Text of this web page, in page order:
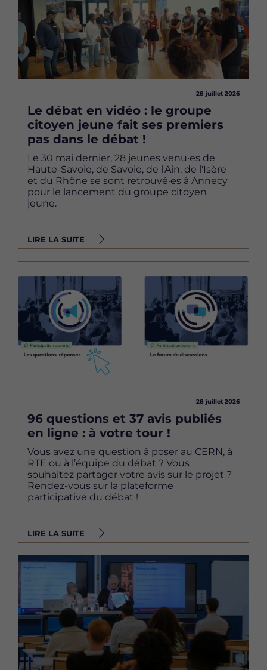
28 juillet 2026
Le débat en vidéo : le groupe
citoyen jeune fait ses premiers
pas dans le débat !
Le 30 mai dernier, 28 jeunes venu·es de
Haute-Savoie, de Savoie, de l'Ain, de l'Isère
et du Rhône se sont retrouvé·es à Annecy
pour le lancement du groupe citoyen
jeune.
LIRE LA SUITE
28 juillet 2026
96 questions et 37 avis publiés
en ligne : à votre tour !
Vous avez une question à poser au CERN, à
RTE ou à l’équipe du débat ? Vous
souhaitez partager votre avis sur le projet ?
Rendez-vous sur la plateforme
participative du débat !
LIRE LA SUITE
Image